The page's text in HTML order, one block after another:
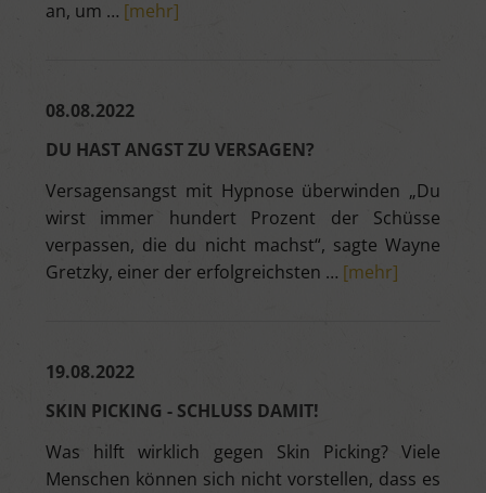
an, um … [mehr]
08.08.2022
DU HAST ANGST ZU VERSAGEN?
Versagensangst mit Hypnose überwinden „Du
wirst immer hundert Prozent der Schüsse
verpassen, die du nicht machst“, sagte Wayne
Gretzky, einer der erfolgreichsten … [mehr]
19.08.2022
SKIN PICKING - SCHLUSS DAMIT!
Was hilft wirklich gegen Skin Picking? Viele
Menschen können sich nicht vorstellen, dass es